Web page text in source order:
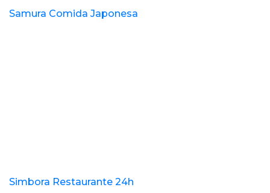
Samura Comida Japonesa
Simbora Restaurante 24h